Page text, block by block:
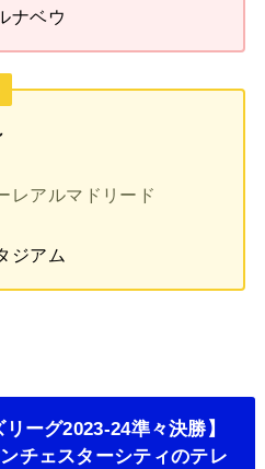
ナベウ
レアルマドリード
ジアム
ーグ2023-24準々決勝】
チェスターシティのテレ